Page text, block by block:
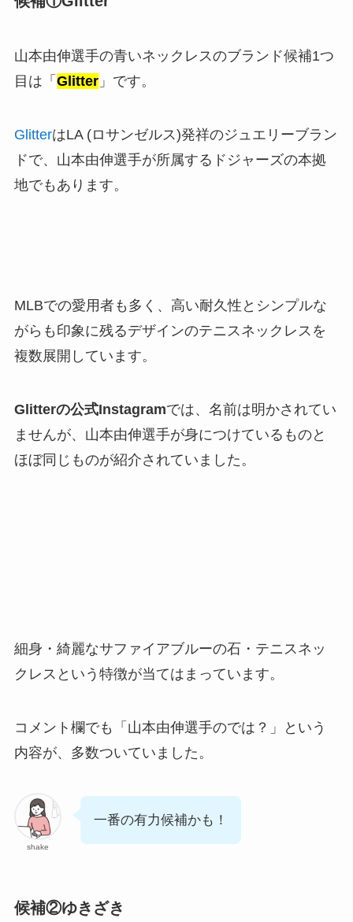
山本由伸選手の青いネックレスのブランド候補1つ
目は「 Glitter」です。
GlitterはLA (ロサンゼルス)発祥のジュエリーブラン
ドで、山本由伸選手が所属するドジャーズの本拠
地でもあります。
MLBでの愛用者も多く、高い耐久性とシンプルな
がらも印象に残るデザインのテニスネックレスを
複数展開しています。
Glitterの公式Instagramでは、名前は明かされてい
ませんが、山本由伸選手が身につけているものと
ほぼ同じものが紹介されていました。
細身・綺麗なサファイアブルーの石・テニスネッ
クレスという特徴が当てはまっています。
コメント欄でも「山本由伸選手のでは？」という
内容が、多数ついていました。
shake
一番の有力候補かも！
候補②ゆきざき